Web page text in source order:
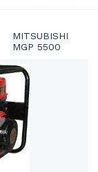
MITSUBISHI
MGP 5500